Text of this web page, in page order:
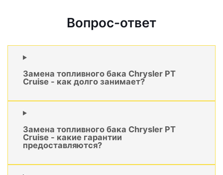
Вопрос-ответ
Замена топливного бака Chrysler PT
Cruise - как долго занимает?
Замена топливного бака Chrysler PT
Cruise - какие гарантии
предоставляются?